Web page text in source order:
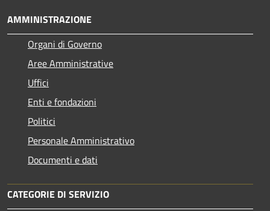
AMMINISTRAZIONE
Organi di Governo
Aree Amministrative
Uffici
Enti e fondazioni
Politici
Personale Amministrativo
Documenti e dati
CATEGORIE DI SERVIZIO